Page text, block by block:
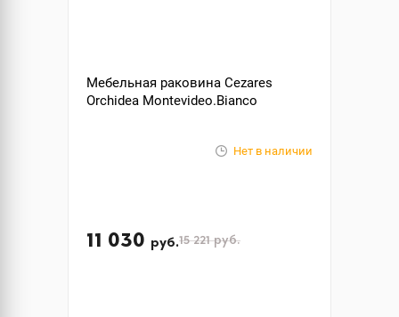
Мебельная раковина Cezares
Orchidea Montevideo.Bianco
Нет в наличии
11 030 руб.15 221руб.